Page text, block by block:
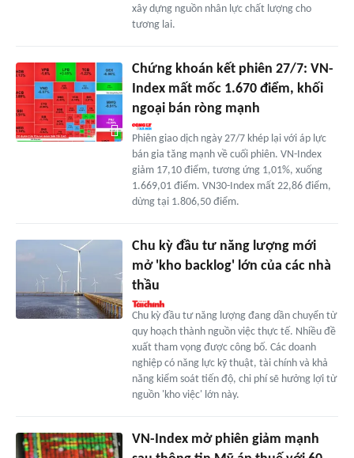
xây dựng nguồn nhân lực chất lượng cho
tương lai.
Chứng khoán kết phiên 27/7: VN-
Index mất mốc 1.670 điểm, khối
ngoại bán ròng mạnh
Phiên giao dịch ngày 27/7 khép lại với áp lực
bán gia tăng mạnh về cuối phiên. VN-Index
giảm 17,10 điểm, tương ứng 1,01%, xuống
1.669,01 điểm. VN30-Index mất 22,86 điểm,
dừng tại 1.806,50 điểm.
Chu kỳ đầu tư năng lượng mới
mở 'kho backlog' lớn của các nhà
thầu
Chu kỳ đầu tư năng lượng đang dần chuyển từ
quy hoạch thành nguồn việc thực tế. Nhiều đề
xuất tham vọng được công bố. Các doanh
nghiệp có năng lực kỹ thuật, tài chính và khả
năng kiểm soát tiến độ, chi phí sẽ hưởng lợi từ
nguồn 'kho việc' lớn này.
VN-Index mở phiên giảm mạnh